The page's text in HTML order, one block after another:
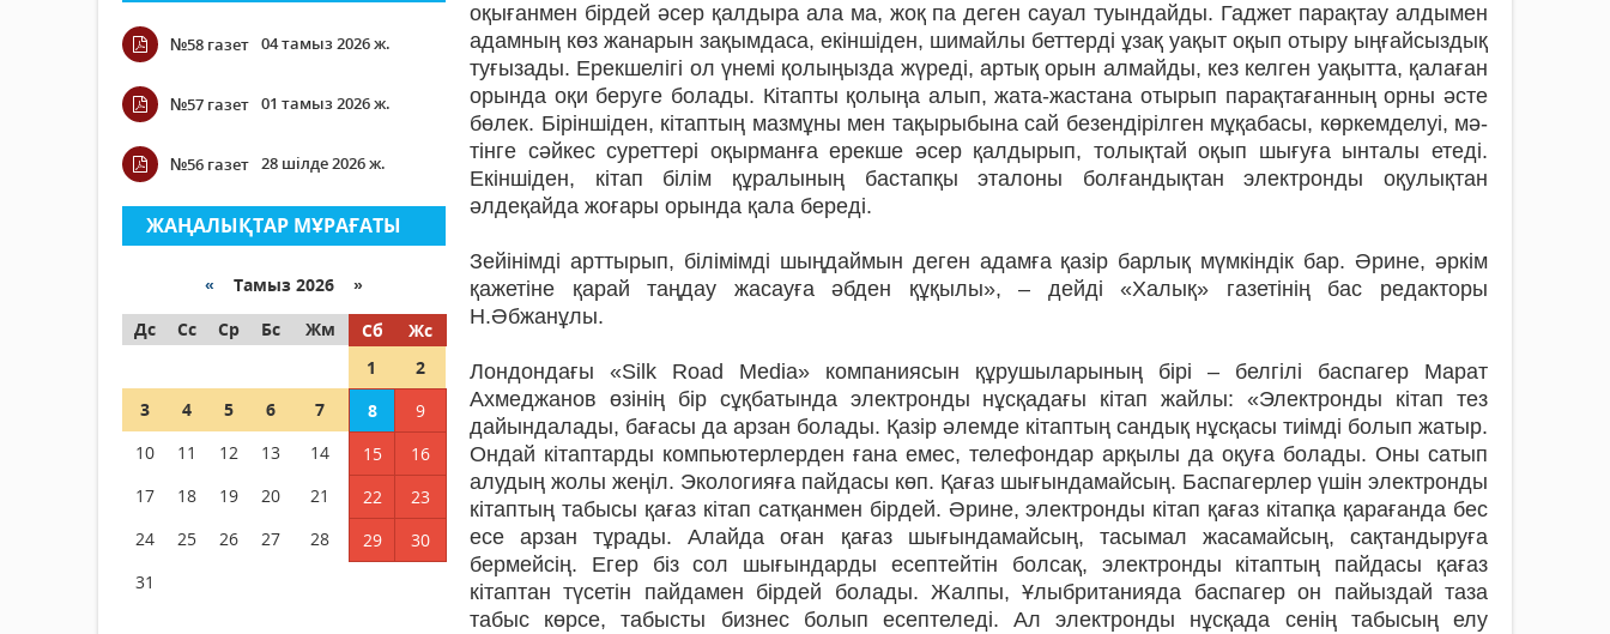
№58 газет 04 тамыз 2026 ж.
№57 газет 01 тамыз 2026 ж.
№56 газет 28 шілде 2026 ж.
ЖАҢАЛЫҚТАР МҰРАҒАТЫ
« Тамыз 2026 »
Дс
Сс Ср Бс Жм Сб
Жс
1
2
3
4 5 6 7 8
9
10
11 12 13 14 15
16
17
18 19 20 21 22
23
24
25 26 27 28 29
30
31
оқығанмен бірдей әсер қалдыра ала ма, жоқ па деген сауал туындайды. Гаджет парақтау алдымен
адамның көз жанарын зақымдаса, екіншіден, шимайлы беттерді ұзақ уақыт оқып отыру ыңғайсыздық
туғызады. Ерекшелігі ол үнемі қолыңызда жүре­ді, артық орын алмайды, кез келген уақытта, қалаған
орында оқи беруге болады. Кітапты қолыңа алып, жата-жастана отырып парақтағанның орны әсте
бөлек. Біріншіден, кітаптың маз­мұны мен тақырыбына сай безен­дірілген мұқабасы, көркемделуі, мә­
тін­ге сәйкес суреттері оқырманға ерек­­ше әсер қалдырып, толықтай оқып шығуға ынталы етеді.
Екіншіден, кітап білім құралының бастапқы эталоны болғандықтан электронды оқулықтан
әлдеқайда жоғары орында қала береді.
Зейінімді арттырып, білімімді шың­даймын деген адамға қазір барлық мүмкіндік бар. Әрине, әркім
қажетіне қарай таңдау жасауға әбден құқылы», – дейді «Халық» газетінің бас редакторы
Н.Әбжанұлы.
Лондондағы «Silk Road Media» ком­паниясын құрушыларының бірі – белгілі баспагер Марат
Ахмеджанов өзінің бір сұқбатында электронды нұсқадағы кітап жайлы: «Электронды кітап тез
дайындалады, бағасы да арзан болады. Қазір әлемде кітаптың сандық нұсқасы тиімді болып жатыр.
Ондай кітаптарды компьютерлерден ғана емес, телефондар арқылы да оқуға болады. Оны сатып
алудың жолы жеңіл. Экологияға пайдасы көп. Қағаз шығындамайсың. Баспагерлер үшін электронды
кітаптың табысы қағаз кітап сатқанмен бірдей. Әрине, электронды кітап қағаз кітапқа қарағанда бес
есе арзан тұрады. Алайда оған қағаз шығындамайсың, тасымал жасамайсың, сақтандыруға
бермейсің. Егер біз сол шығындарды есептейтін болсақ, электронды кітаптың пайдасы қағаз
кітаптан түсетін пайдамен бірдей болады. Жалпы, Ұлыбританияда бас­па­гер он пайыздай таза
табыс көрсе, табысты бизнес болып есептеледі. Ал электронды нұсқада сенің табысың елу